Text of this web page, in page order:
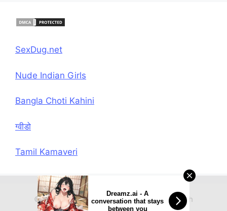
Dreamz.ai - A
conversation that stays
between you
SexDug.net
Nude Indian Girls
Bangla Choti Kahini
ग्वीडो
Tamil Kamaveri
© 2026 Hindi Chudai Sex Kahani• Built with